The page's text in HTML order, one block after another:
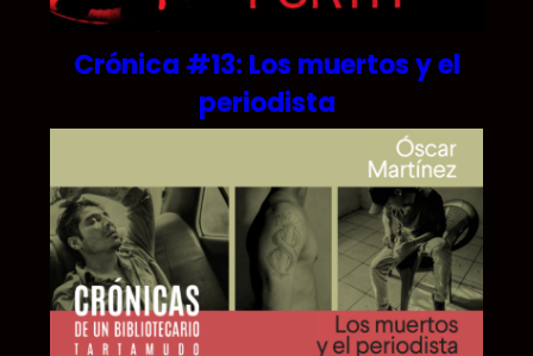
Crónica #13: Los muertos y el
periodista